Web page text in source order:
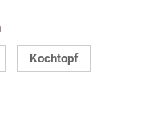
Kochtopf